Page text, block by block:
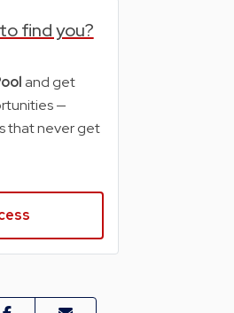
find you?
and get
—
that never get